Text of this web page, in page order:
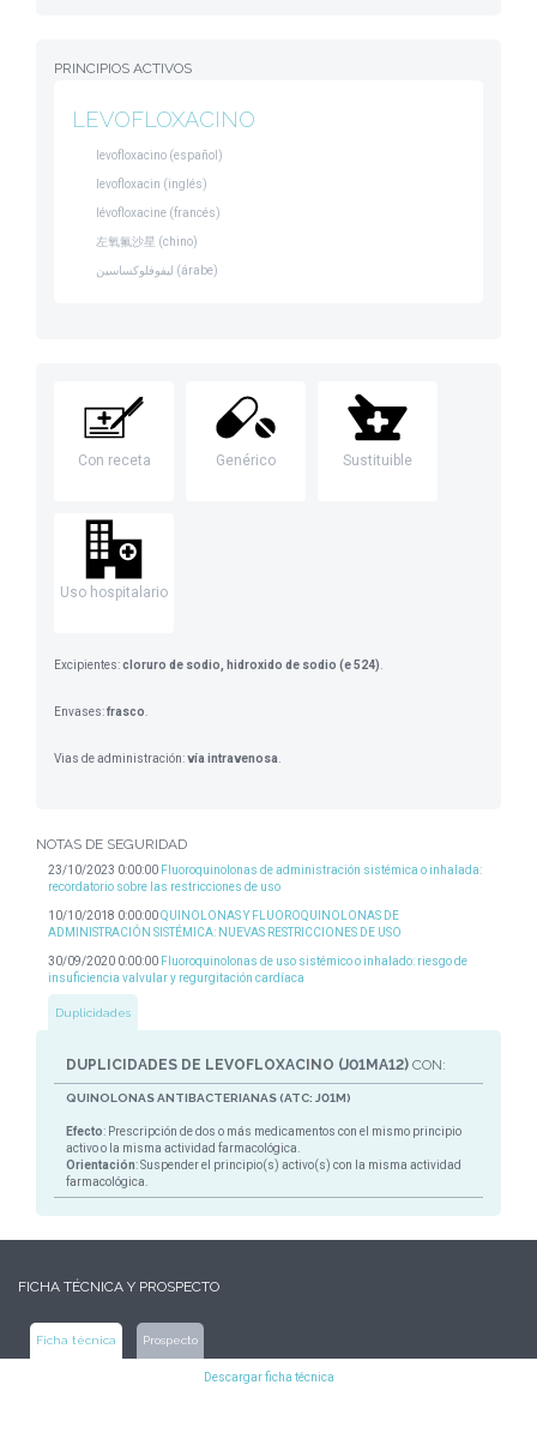
PRINCIPIOS ACTIVOS
LEVOFLOXACINO
levofloxacino (español)
levofloxacin (inglés)
lévofloxacine (francés)
左氧氟沙星 (chino)
ليفوفلوكساسين (árabe)
Con receta Genérico Sustituible
Uso hospitalario
Excipientes:cloruro de sodio, hidroxido de sodio (e 524)
Envases:frasco
Vias de administración:vía intravenosa
NOTAS DE SEGURIDAD
23/10/2023 0:00:00 Fluoroquinolonas de administración sistémica o inhalada:
recordatorio sobre las restricciones de uso
10/10/2018 0:00:00QUINOLONAS Y FLUOROQUINOLONAS DE
ADMINISTRACIÓN SISTÉMICA: NUEVAS RESTRICCIONES DE USO
30/09/2020 0:00:00 Fluoroquinolonas de uso sistémico o inhalado: riesgo de
insuficiencia valvular y regurgitación cardíaca
Duplicidades
DUPLICIDADES DE LEVOFLOXACINO (J01MA12) CON:
QUINOLONAS ANTIBACTERIANAS (ATC: J01M)
Efecto: Prescripción de dos o más medicamentos con el mismo principio
activo o la misma actividad farmacológica.
Orientación: Suspender el principio(s) activo(s) con la misma actividad
farmacológica.
FICHA TÉCNICA Y PROSPECTO
Ficha técnica Prospecto
Descargar ficha técnica